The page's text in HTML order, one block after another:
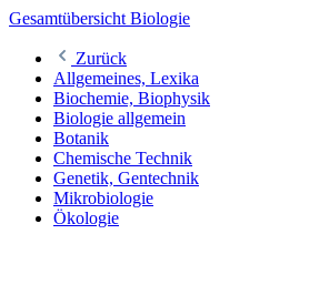
Gesamtübersicht Biologie
Zurück
Allgemeines, Lexika
Biochemie, Biophysik
Biologie allgemein
Botanik
Chemische Technik
Genetik, Gentechnik
Mikrobiologie
Ökologie